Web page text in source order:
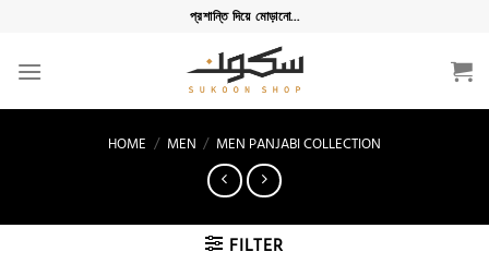
content
প্রশান্তি দিয়ে মোড়ানো...
HOME / MEN / MEN PANJABI COLLECTION
FILTER